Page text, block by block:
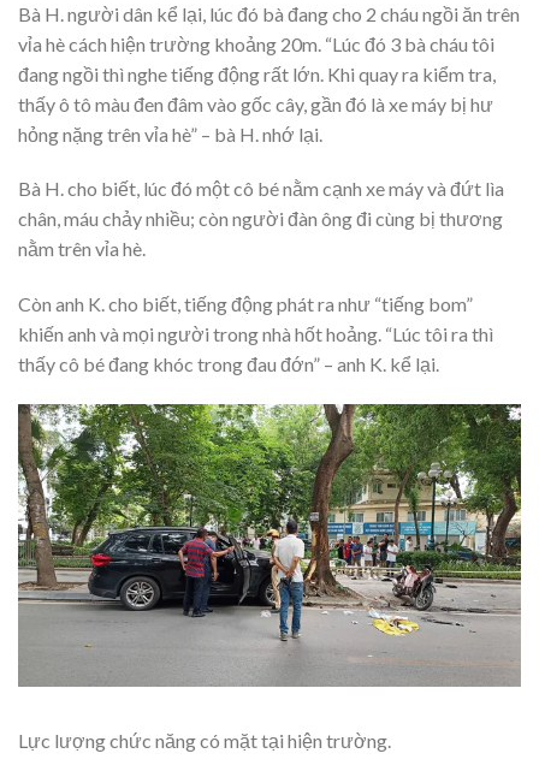
Bà H. người dân kể lại, lúc đó bà đang cho 2 cháu ngồi ăn trên
vỉa hè cách hiện trường khoảng 20m. “Lúc đó 3 bà cháu tôi
đang ngồi thì nghe tiếng động rất lớn. Khi quay ra kiểm tra,
thấy ô tô màu đen đâm vào gốc cây, gần đó là xe máy bị hư
hỏng nặng trên vỉa hè” – bà H. nhớ lại.
Bà H. cho biết, lúc đó một cô bé nằm cạnh xe máy và đứt lìa
chân, máu chảy nhiều; còn người đàn ông đi cùng bị thương
nằm trên vỉa hè.
Còn anh K. cho biết, tiếng động phát ra như “tiếng bom”
khiến anh và mọi người trong nhà hốt hoảng. “Lúc tôi ra thì
thấy cô bé đang khóc trong đau đớn” – anh K. kể lại.
Lực lượng chức năng có mặt tại hiện trường.